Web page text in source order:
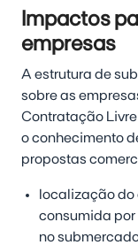
Impactos
empresas
A estrutura de
sobre as
Contratação Livre
o conhecimento
propostas
localização do
consumida
no